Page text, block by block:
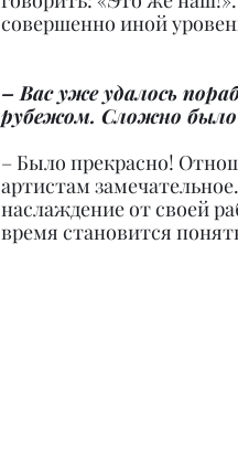
совершенно иной
– Вас уже удалось
рубежом. Сложно
– Было прекрасно!
артистам
наслаждение от своей
время становится